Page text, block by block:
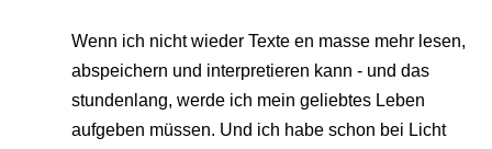
Wenn ich nicht wieder Texte en masse mehr lesen,
abspeichern und interpretieren kann - und das
stundenlang, werde ich mein geliebtes Leben
aufgeben müssen. Und ich habe schon bei Licht